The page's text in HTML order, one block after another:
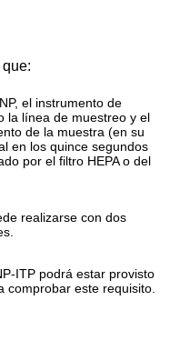
el instrumento de
la línea de muestreo y el
de la muestra (en su
en los quince segundos
por el filtro HEPA o del
realizarse con dos
ITP podrá estar provisto
comprobar este requisito.